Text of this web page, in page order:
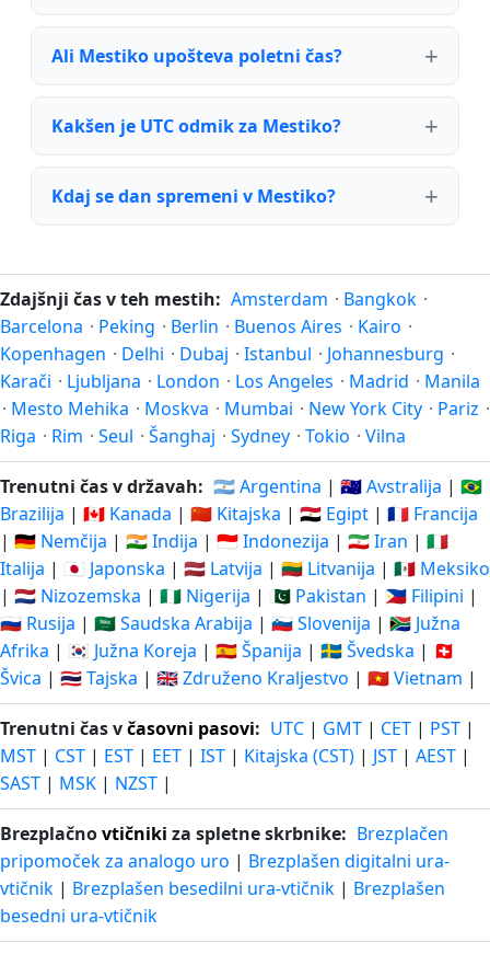
Ali Mestiko upošteva poletni čas?
Kakšen je UTC odmik za Mestiko?
Kdaj se dan spremeni v Mestiko?
Zdajšnji čas v teh mestih: Amsterdam · Bangkok ·
Barcelona · Peking · Berlin · Buenos Aires · Kairo ·
Kopenhagen · Delhi · Dubaj · Istanbul · Johannesburg ·
Karači · Ljubljana · London · Los Angeles · Madrid · Manila
· Mesto Mehika · Moskva · Mumbai · New York City · Pariz ·
Riga · Rim · Seul · Šanghaj · Sydney · Tokio · Vilna
Trenutni čas v državah: 🇦🇷 Argentina | 🇦🇺 Avstralija | 🇧🇷
Brazilija | 🇨🇦 Kanada | 🇨🇳 Kitajska | 🇪🇬 Egipt | 🇫🇷 Francija
| 🇩🇪 Nemčija | 🇮🇳 Indija | 🇮🇩 Indonezija | 🇮🇷 Iran | 🇮🇹
Italija | 🇯🇵 Japonska | 🇱🇻 Latvija | 🇱🇹 Litvanija | 🇲🇽 Meksiko
| 🇳🇱 Nizozemska | 🇳🇬 Nigerija | 🇵🇰 Pakistan | 🇵🇭 Filipini |
🇷🇺 Rusija | 🇸🇦 Saudska Arabija | 🇸🇮 Slovenija | 🇿🇦 Južna
Afrika | 🇰🇷 Južna Koreja | 🇪🇸 Španija | 🇸🇪 Švedska | 🇨🇭
Švica | 🇹🇭 Tajska | 🇬🇧 Združeno Kraljestvo | 🇻🇳 Vietnam |
Trenutni čas včasovni pasovi: UTC | GMT | CET | PST |
MST | CST | EST | EET | IST | Kitajska (CST) | JST | AEST |
SAST | MSK | NZST |
Brezplačnovtičniki za spletne skrbnike: Brezplačen
pripomoček za analogo uro | Brezplašen digitalni ura-
vtičnik | Brezplašen besedilni ura-vtičnik | Brezplašen
besedni ura-vtičnik